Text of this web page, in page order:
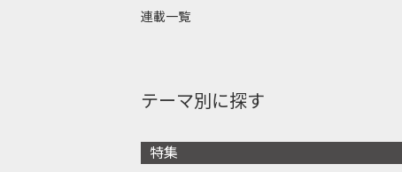
連載一覧
テーマ別に探す
特集